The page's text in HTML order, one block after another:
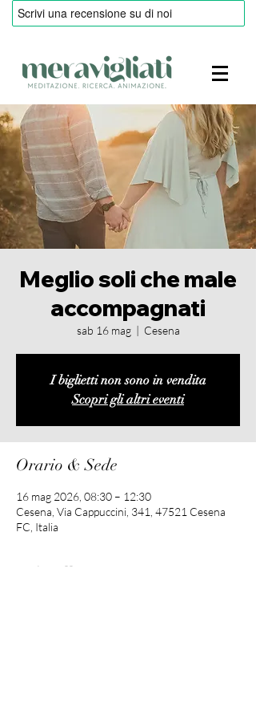
Meglio soli che male
accompagnati
sab 16 mag
  |
Cesena
I biglietti non sono in vendita
Scopri gli altri eventi
Orario & Sede
16 mag 2026, 08:30 – 12:30
Cesena, Via Cappuccini, 341, 47521 Cesena
FC, Italia
Info sull'evento